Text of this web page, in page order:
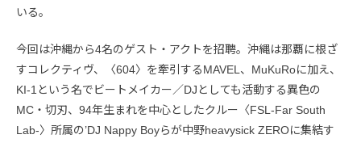
いる。
今回は沖縄から4名のゲスト・アクトを招聘。沖縄は那覇に根ざ
すコレクティヴ、〈604〉を牽引するMAVEL、MuKuRoに加え、
KI-1という名でビートメイカー／DJとしても活動する異色の
MC・切刃、94年生まれを中心としたクルー〈FSL-Far South
Lab-〉所属の’DJ Nappy Boyらが中野heavysick ZEROに集結す